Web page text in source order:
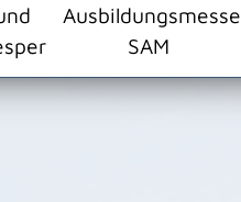
Ausbildungsmesse
SAM